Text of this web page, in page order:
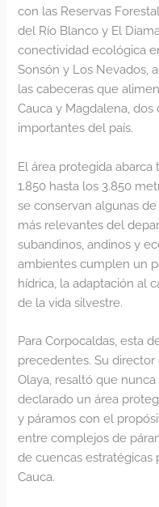
con las Reservas
del Río Blanco y El
conectividad ecológica
Sonsón y Los Nevados,
las cabeceras que
Cauca y Magdalena,
importantes del país.
El área protegida
1.850 hasta los 3.850
se conservan algunas
más relevantes del
subandinos, andinos y
ambientes cumplen un
hídrica, la adaptación al
de la vida silvestre.
Para Corpocaldas, esta
precedentes. Su
Olaya, resaltó que
declarado un área
y páramos con el
entre complejos de
de cuencas estratégicas
Cauca.